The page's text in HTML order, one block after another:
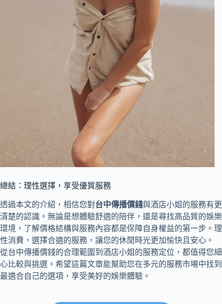
總結：理性選擇，享受優質服務
透過本文的介紹，相信您對台中傳播價錢與酒店小姐的服務有更
清楚的認識。無論是想體驗舒適的陪伴，還是尋找高品質的娛樂
環境，了解價格結構與服務內容都是保障自身權益的第一步。理
性消費，選擇合適的服務，讓您的休閒時光更加愉快且安心。
從台中傳播價錢的合理範圍到酒店小姐的服務定位，都值得您細
心比較與挑選。希望這篇文章能幫助您在多元的服務市場中找到
最適合自己的選項，享受美好的娛樂體驗。